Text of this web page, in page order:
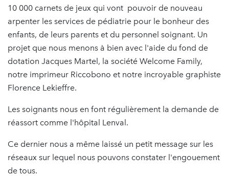
10 000 carnets de jeux qui vont pouvoir de nouveau
arpenter les services de pédiatrie pour le bonheur des
enfants, de leurs parents et du personnel soignant. Un
projet que nous menons à bien avec l'aide du fond de
dotation Jacques Martel, la société Welcome Family,
notre imprimeur Riccobono et notre incroyable graphiste
Florence Lekieffre.
Les soignants nous en font régulièrement la demande de
réassort comme l'hôpital Lenval.
Ce dernier nous a même laissé un petit message sur les
réseaux sur lequel nous pouvons constater l'engouement
de tous.